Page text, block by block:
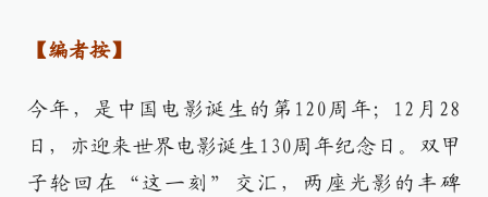
【编者按】
今年，是中国电影诞生的第120周年；12月28
日，亦迎来世界电影诞生130周年纪念日。双甲
子轮回在“这一刻”交汇，两座光影的丰碑